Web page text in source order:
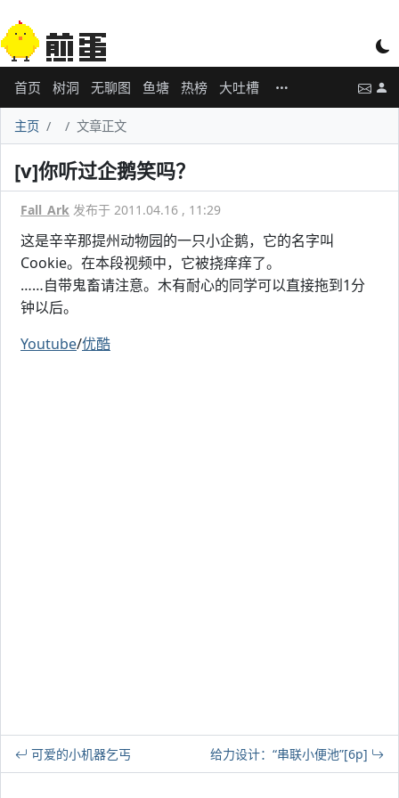
首页 树洞 无聊图 鱼塘 热榜 大吐槽
主页 文章正文
[v]你听过企鹅笑吗？
Fall_Ark 发布于 2011.04.16 , 11:29
这是辛辛那提州动物园的一只小企鹅，它的名字叫
Cookie。在本段视频中，它被挠痒痒了。
……自带鬼畜请注意。木有耐心的同学可以直接拖到1分
钟以后。
Youtube/优酷
可爱的小机器乞丐 给力设计：“串联小便池”[6p]